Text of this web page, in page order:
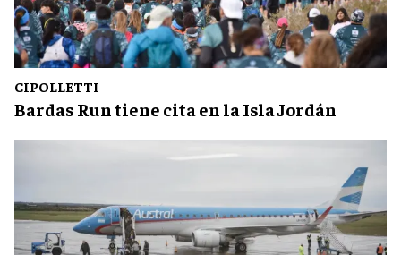
CIPOLLETTI
Bardas Run tiene cita en la Isla Jordán